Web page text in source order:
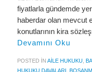
Aydınlatma Metni
KVKK Başvuru Formu
Bakırköy KVKK Avukatı
VİDEO
fiyatlarla gündemde
haberdar olan mevcut
konutlarının kira
Devamını Oku
POSTED IN AILE HUKUKU
HUKUKU DAVALARI